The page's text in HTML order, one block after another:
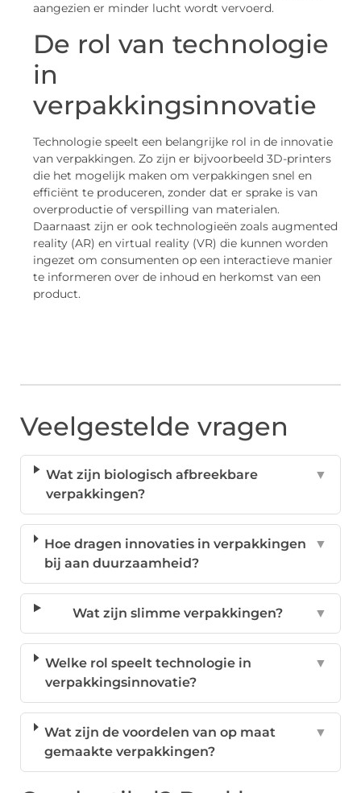
aangezien er minder lucht wordt vervoerd.
De rol van technologie
in
verpakkingsinnovatie
Technologie speelt een belangrijke rol in de innovatie
van verpakkingen. Zo zijn er bijvoorbeeld 3D-printers
die het mogelijk maken om verpakkingen snel en
efficiënt te produceren, zonder dat er sprake is van
overproductie of verspilling van materialen.
Daarnaast zijn er ook technologieën zoals augmented
reality (AR) en virtual reality (VR) die kunnen worden
ingezet om consumenten op een interactieve manier
te informeren over de inhoud en herkomst van een
product.
Veelgestelde vragen
Wat zijn biologisch afbreekbare
verpakkingen?
▼
Hoe dragen innovaties in verpakkingen
bij aan duurzaamheid?
▼
Wat zijn slimme verpakkingen? ▼
Welke rol speelt technologie in
verpakkingsinnovatie?
▼
Wat zijn de voordelen van op maat
gemaakte verpakkingen?
▼